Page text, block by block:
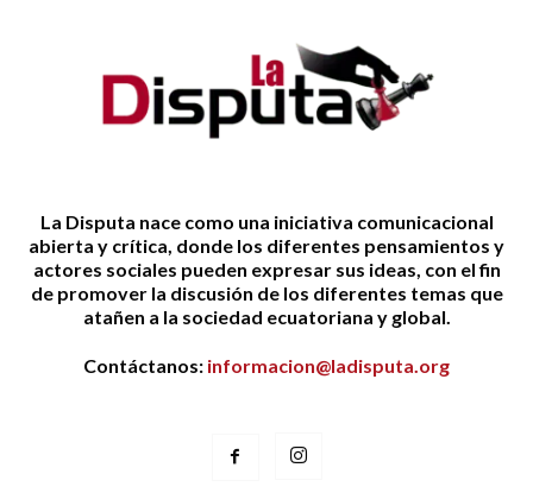
La Disputa nace como una iniciativa comunicacional
abierta y crítica, donde los diferentes pensamientos y
actores sociales pueden expresar sus ideas, con el fin
de promover la discusión de los diferentes temas que
atañen a la sociedad ecuatoriana y global.
Contáctanos: informacion@ladisputa.org